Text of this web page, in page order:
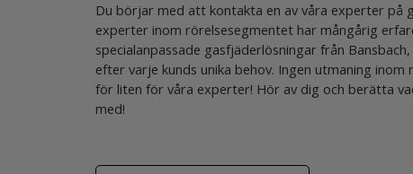
Du börjar med att kontakta en av våra experter på
experter inom rörelsesegmentet har mångårig
specialanpassade gasfjäderlösningar från
efter varje kunds unika behov. Ingen utmaning
för liten för våra experter! Hör av dig och berätta
med!